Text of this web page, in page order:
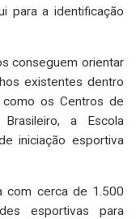
para a identificação
conseguem orientar
existentes dentro
como os Centros de
a Escola
iniciação esportiva
com cerca de 1.500
esportivas para